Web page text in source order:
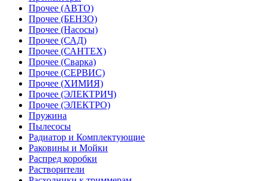
Прочее (АВТО)
Прочее (БЕНЗО)
Прочее (Насосы)
Прочее (САД)
Прочее (САНТЕХ)
Прочее (Сварка)
Прочее (СЕРВИС)
Прочее (ХИМИЯ)
Прочее (ЭЛЕКТРИЧ)
Прочее (ЭЛЕКТРО)
Пружина
Пылесосы
Радиатор и Комплектующие
Раковины и Мойки
Распред коробки
Растворители